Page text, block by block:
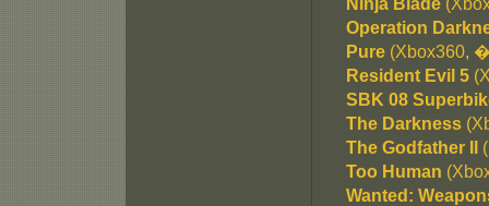
Ninja Blade
Operation
Pure(Xbox360,
Resident Evil 5
SBK 08
The Darkness
The Godfather II
Too Human
Wanted: